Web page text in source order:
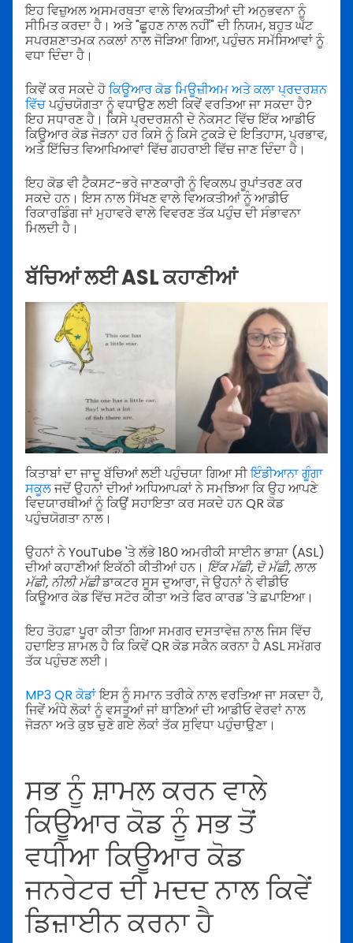
ਇਹ ਵਿਜ਼ੁਅਲ ਅਸਮਰਥਤਾ ਵਾਲੇ ਵਿਅਕਤੀਆਂ ਦੀ ਅਨੁਭਵਨਾ ਨੂੰ
ਸੀਮਿਤ ਕਰਦਾ ਹੈ। ਅਤੇ "ਛੂਹਣ ਨਾਲ ਨਹੀਂ" ਦੀ ਨਿਯਮ, ਬਹੁਤ ਘੱਟ
ਸਪਰਸ਼ਣਾਤਮਕ ਨਕਲਾਂ ਨਾਲ ਜੋੜਿਆ ਗਿਆ, ਪਹੁੰਚਨ ਸਮੱਸਿਆਵਾਂ ਨੂੰ
ਵਧਾ ਦਿੰਦਾ ਹੈ।
ਕਿਵੇਂ ਕਰ ਸਕਦੇ ਹੋਕਿਊਆਰ ਕੋਡ ਮਿਊਜ਼ੀਅਮ ਅਤੇ ਕਲਾ ਪ੍ਰਦਰਸ਼ਨ
ਵਿੱਚਪਹੁੰਚਯੋਗਤਾ ਨੂੰ ਵਧਾਉਣ ਲਈ ਕਿਵੇਂ ਵਰਤਿਆ ਜਾ ਸਕਦਾ ਹੈ?
ਇਹ ਸਧਾਰਣ ਹੈ। ਕਿਸੇ ਪ੍ਰਦਰਸ਼ਨੀ ਦੇ ਨੇਕਸਟ ਵਿੱਚ ਇੱਕ ਆਡੀਓ
ਕਿਊਆਰ ਕੋਡ ਜੋੜਨਾ ਹਰ ਕਿਸੇ ਨੂੰ ਕਿਸੇ ਟੁਕੜੇ ਦੇ ਇਤਿਹਾਸ, ਪ੍ਰਭਾਵ,
ਅਤੇ ਇੱਚਿਤ ਵਿਆਖਿਆਵਾਂ ਵਿੱਚ ਗਹਰਾਈ ਵਿੱਚ ਜਾਣ ਦਿੰਦਾ ਹੈ।
ਇਹ ਕੋਡ ਵੀ ਟੈਕਸਟ-ਭਰੇ ਜਾਣਕਾਰੀ ਨੂੰ ਵਿਕਲਪ ਰੂਪਾਂਤਰਣ ਕਰ
ਸਕਦੇ ਹਨ। ਇਸ ਨਾਲ ਸਿੱਖਣ ਵਾਲੇ ਵਿਅਕਤੀਆਂ ਨੂੰ ਆਡੀਓ
ਰਿਕਾਰਡਿੰਗ ਜਾਂ ਮੁਹਾਵਰੇ ਵਾਲੇ ਵਿਵਰਣ ਤੱਕ ਪਹੁੰਚ ਦੀ ਸੰਭਾਵਨਾ
ਮਿਲਦੀ ਹੈ।
ਬੱਚਿਆਂ ਲਈ ASL ਕਹਾਣੀਆਂ
ਕਿਤਾਬਾਂ ਦਾ ਜਾਦੂ ਬੱਚਿਆਂ ਲਈ ਪਹੁੰਚਯਾ ਗਿਆ ਸੀਇੰਡੀਆਨਾ ਗੂੰਗਾ
ਸਕੂਲਜਦੋਂ ਉਹਨਾਂ ਦੀਆਂ ਅਧਿਆਪਕਾਂ ਨੇ ਸਮਝਿਆ ਕਿ ਉਹ ਆਪਣੇ
ਵਿਦਯਾਰਥੀਆਂ ਨੂੰ ਕਿਉਂ ਸਹਾਇਤਾ ਕਰ ਸਕਦੇ ਹਨ QR ਕੋਡ
ਪਹੁੰਚਯੋਗਤਾ ਨਾਲ।
ਉਹਨਾਂ ਨੇ YouTube 'ਤੇ ਲੱਭੇ 180 ਅਮਰੀਕੀ ਸਾਈਨ ਭਾਸ਼ਾ (ASL)
ਦੀਆਂ ਕਹਾਣੀਆਂ ਇਕੱਠੀ ਕੀਤੀਆਂ ਹਨ। ਇੱਕ ਮੱਛੀ, ਦੋ ਮੱਛੀ, ਲਾਲ
ਮੱਛੀ, ਨੀਲੀ ਮੱਛੀਡਾਕਟਰ ਸੂਸ ਦੁਆਰਾ, ਜੋ ਉਹਨਾਂ ਨੇ ਵੀਡੀਓ
ਕਿਊਆਰ ਕੋਡ ਵਿੱਚ ਸਟੋਰ ਕੀਤਾ ਅਤੇ ਫਿਰ ਕਾਰਡ 'ਤੇ ਛਪਾਇਆ।
ਇਹ ਤੋਹਫ਼ਾ ਪੂਰਾ ਕੀਤਾ ਗਿਆ ਸਮਗਰ ਦਸਤਾਵੇਜ਼ ਨਾਲ ਜਿਸ ਵਿੱਚ
ਹਦਾਇਤ ਸ਼ਾਮਲ ਹੈ ਕਿ ਕਿਵੇਂ QR ਕੋਡ ਸਕੈਨ ਕਰਨਾ ਹੈ ASL ਸਮੱਗਰ
ਤੱਕ ਪਹੁੰਚਣ ਲਈ।
MP3 QR ਕੋਡਾਂਇਸ ਨੂੰ ਸਮਾਨ ਤਰੀਕੇ ਨਾਲ ਵਰਤਿਆ ਜਾ ਸਕਦਾ ਹੈ,
ਜਿਵੇਂ ਅੰਧੇ ਲੋਕਾਂ ਨੂੰ ਵਸਤੂਆਂ ਜਾਂ ਥਾਣਿਆਂ ਦੀ ਆਡੀਓ ਵੇਰਵਾਂ ਨਾਲ
ਜੋੜਨਾ ਅਤੇ ਕੁਝ ਚੁਣੇ ਗਏ ਲੋਕਾਂ ਤੱਕ ਸੁਵਿਧਾ ਪਹੁੰਚਾਉਣਾ।
ਸਭ ਨੂੰ ਸ਼ਾਮਲ ਕਰਨ ਵਾਲੇ
ਕਿਊਆਰ ਕੋਡ ਨੂੰ ਸਭ ਤੋਂ
ਵਧੀਆ ਕਿਊਆਰ ਕੋਡ
ਜਨਰੇਟਰ ਦੀ ਮਦਦ ਨਾਲ ਕਿਵੇਂ
ਡਿਜ਼ਾਈਨ ਕਰਨਾ ਹੈ